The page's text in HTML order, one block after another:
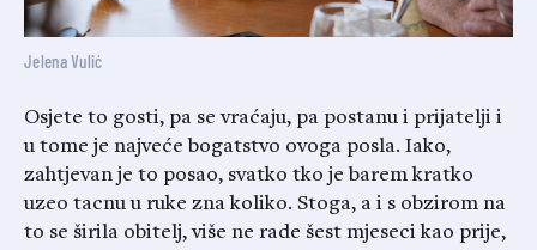
Jelena Vulić
Osjete to gosti, pa se vraćaju, pa postanu i prijatelji i
u tome je najveće bogatstvo ovoga posla. Iako,
zahtjevan je to posao, svatko tko je barem kratko
uzeo tacnu u ruke zna koliko. Stoga, a i s obzirom na
to se širila obitelj, više ne rade šest mjeseci kao prije,